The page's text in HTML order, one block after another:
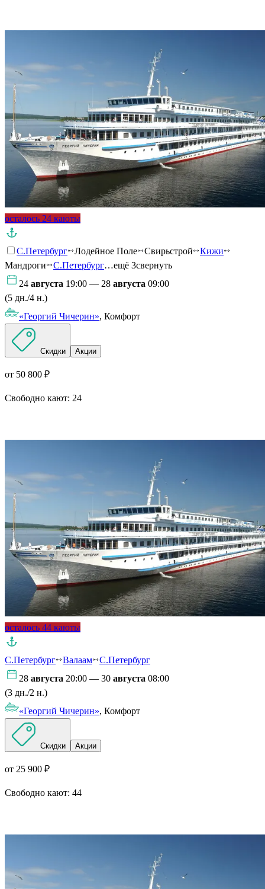
осталось 24 каюты
С.Петербург Лодейное Поле Свирьстрой
Кижи
Мандроги
С.Петербург…ещё 3свернуть
24 августа 19:00 — 28 августа 09:00
(5 дн./4 н.)
«Георгий Чичерин», Комфорт
Скидки Акции
от 50 800 ₽
Свободно кают: 24
осталось 44 каюты
С.Петербург Валаам
С.Петербург
28 августа 20:00 — 30 августа 08:00
(3 дн./2 н.)
«Георгий Чичерин», Комфорт
Скидки Акции
от 25 900 ₽
Свободно кают: 44